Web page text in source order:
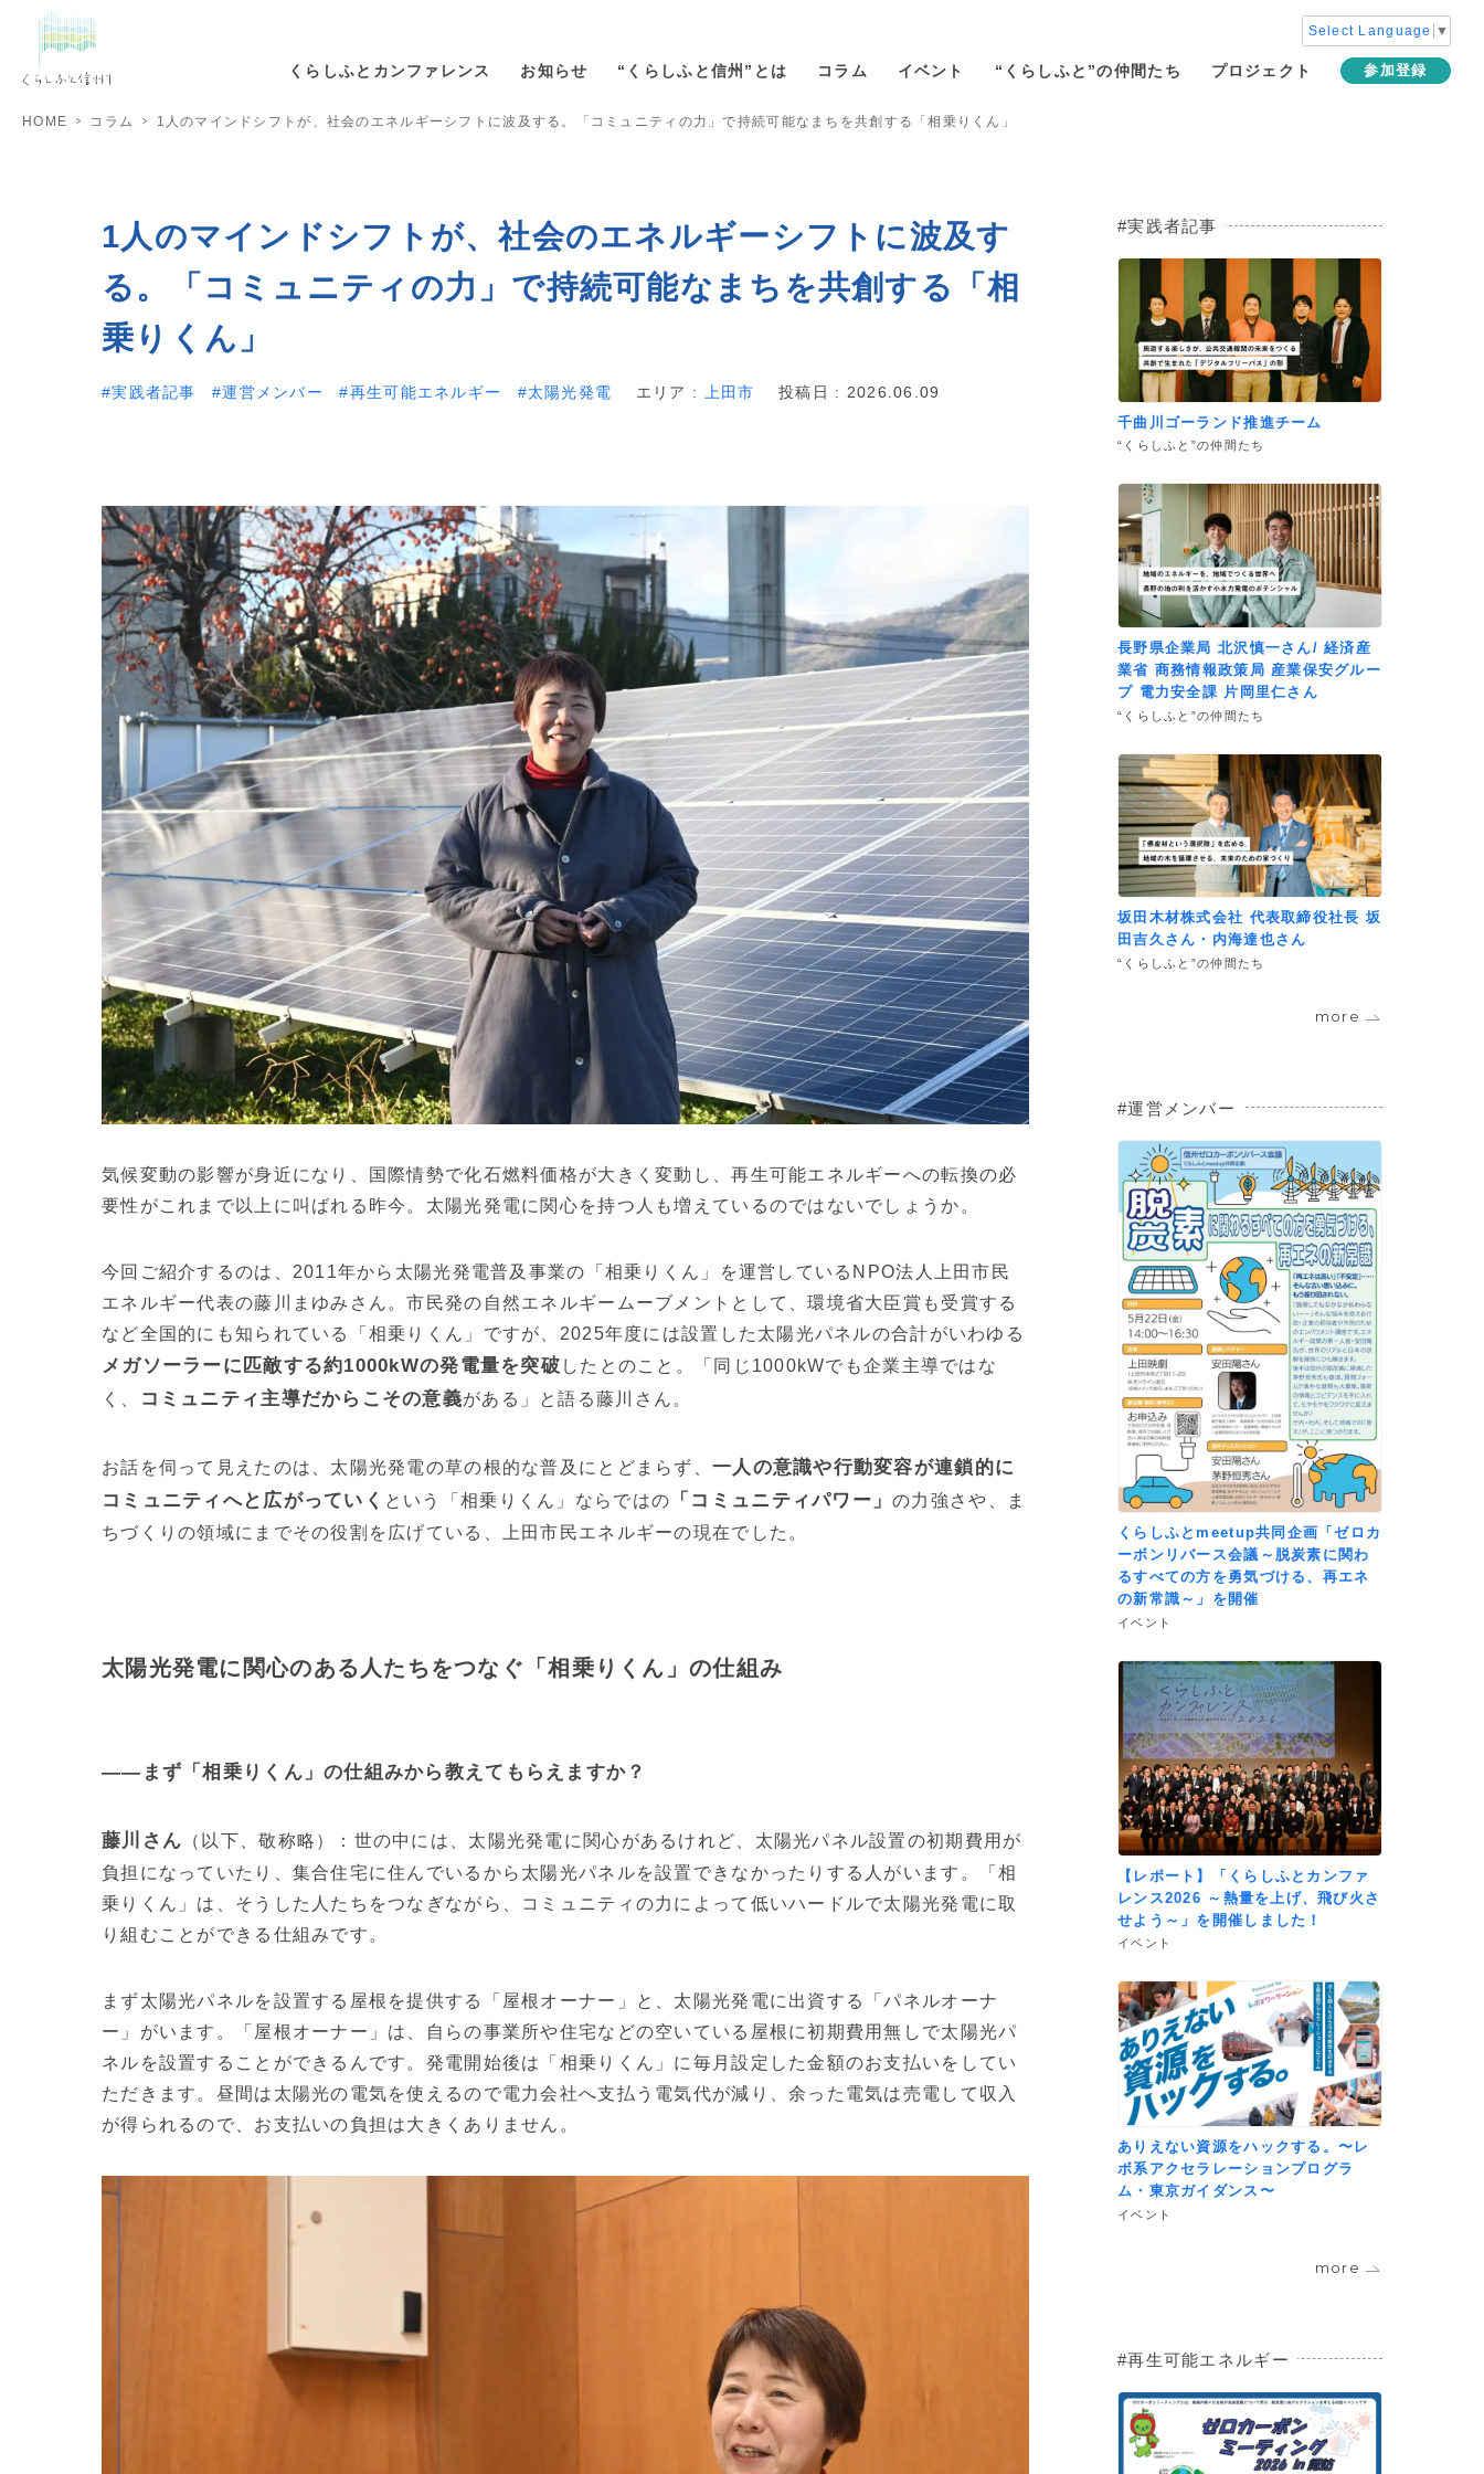
Select Language ▼
くらしふとカンファレンス お知らせ “くらしふと信州”とは コラム イベント “くらしふと”の仲間たち プロジェクト 参加登録
HOME コラム 1人のマインドシフトが、社会のエネルギーシフトに波及する。「コミュニティの力」で持続可能なまちを共創する「相乗りくん」
1人のマインドシフトが、社会のエネルギーシフトに波及す
る。「コミュニティの力」で持続可能なまちを共創する「相
乗りくん」
実践者記事 運営メンバー 再生可能エネルギー 太陽光発電 エリア : 上田市 投稿日 : 2026.06.09
気候変動の影響が身近になり、国際情勢で化石燃料価格が大きく変動し、再生可能エネルギーへの転換の必
要性がこれまで以上に叫ばれる昨今。太陽光発電に関心を持つ人も増えているのではないでしょうか。
今回ご紹介するのは、2011年から太陽光発電普及事業の「相乗りくん」を運営しているNPO法人上田市民
エネルギー代表の藤川まゆみさん。市民発の自然エネルギームーブメントとして、環境省大臣賞も受賞する
など全国的にも知られている「相乗りくん」ですが、2025年度には設置した太陽光パネルの合計がいわゆる
メガソーラーに匹敵する約1000kWの発電量を突破 したとのこと。「同じ1000kWでも企業主導ではな
く、
コミュニティ主導だからこその意義がある」と語る藤川さん。
お話を伺って見えたのは、太陽光発電の草の根的な普及にとどまらず、 一人の意識や行動変容が連鎖的に
コミュニティへと広がっていく という「相乗りくん」ならではの 「コミュニティパワー」の力強さや、ま
ちづくりの領域にまでその役割を広げている、上田市民エネルギーの現在でした。
太陽光発電に関心のある人たちをつなぐ「相乗りくん」の仕組み
——まず「相乗りくん」の仕組みから教えてもらえますか？
藤川さん （以下、敬称略）： 世の中には、太陽光発電に関心があるけれど、太陽光パネル設置の初期費用が
負担になっていたり、集合住宅に住んでいるから太陽光パネルを設置できなかったりする人がいます。「相
乗りくん」は、そうした人たちをつなぎながら、コミュニティの力によって低いハードルで太陽光発電に取
り組むことができる仕組みです。
まず太陽光パネルを設置する屋根を提供する「屋根オーナー」と、太陽光発電に出資する「パネルオーナ
ー」がいます。「屋根オーナー」は、自らの事業所や住宅などの空いている屋根に初期費用無しで太陽光パ
ネルを設置することができるんです。発電開始後は「相乗りくん」に毎月設定した金額のお支払いをしてい
ただきます。昼間は太陽光の電気を使えるので電力会社へ支払う電気代が減り、余った電気は売電して収入
が得られるので、お支払いの負担は大きくありません。
実践者記事
千曲川ゴーランド推進チーム
“くらしふと”の仲間たち
長野県企業局 北沢慎一さん/ 経済産
業省 商務情報政策局 産業保安グルー
プ 電力安全課 片岡里仁さん
“くらしふと”の仲間たち
坂田木材株式会社 代表取締役社長 坂
田吉久さん・内海達也さん
“くらしふと”の仲間たち
more
運営メンバー
くらしふとmeetup共同企画「ゼロカ
ーボンリバース会議～脱炭素に関わ
るすべての方を勇気づける、再エネ
の新常識～」を開催
イベント
【レポート】「くらしふとカンファ
レンス2026 ～熱量を上げ、飛び火さ
せよう～」を開催しました！
イベント
ありえない資源をハックする。〜レ
ボ系アクセラレーションプログラ
ム・東京ガイダンス〜
イベント
more
再生可能エネルギー